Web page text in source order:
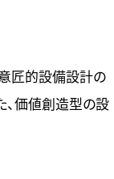
匠的設備設計の
、価値創造型の設